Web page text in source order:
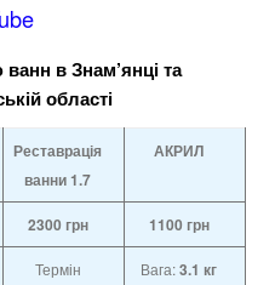
ванн в Знам’янці та
області
Реставрація
ванни1.7
АКРИЛ
2300 грн 1100 грн
Термін
Вага:3.1 кг